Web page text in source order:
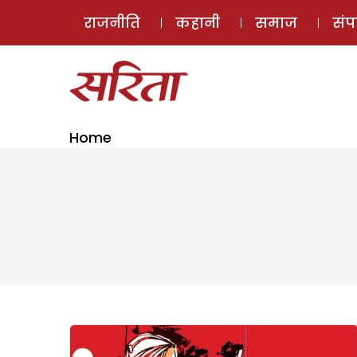
राजनीति कहानी समाज
Home